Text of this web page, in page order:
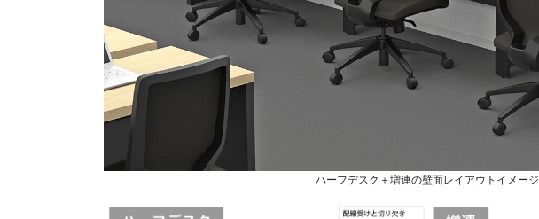
ハーフデスク＋増連の壁面レイアウトイメージ